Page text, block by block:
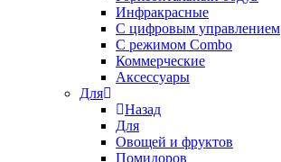
Инфракрасные
С цифровым управлением
С режимом Combo
Коммерческие
Аксессуары
Для
Назад
Для
Овощей и фруктов
Помидоров